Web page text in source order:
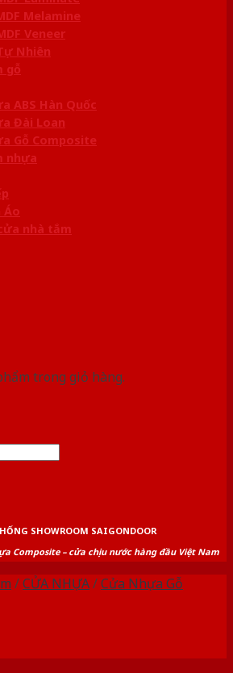
Melamine
Veneer
Nhiên
gỗ
ABS Hàn Quốc
Đài Loan
Gỗ Composite
nhựa
Áo
nhà tắm
trong giỏ hàng.
SHOWROOM SAIGONDOOR
Composite – cửa chịu nước hàng đầu Việt Nam
/CỬA NHỰA/Cửa Nhựa Gỗ